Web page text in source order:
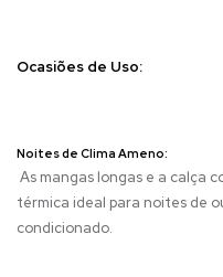
Ocasiões de Uso:
Noites de Clima Ameno:
As mangas longas e a calça
térmica ideal para noites de
condicionado.